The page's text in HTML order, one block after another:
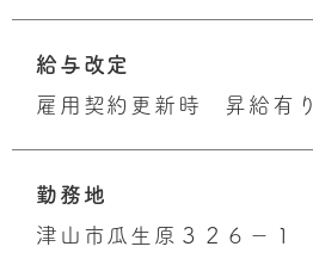
給与改定
雇用契約更新時 昇給有り
勤務地
津山市瓜生原３２６－１